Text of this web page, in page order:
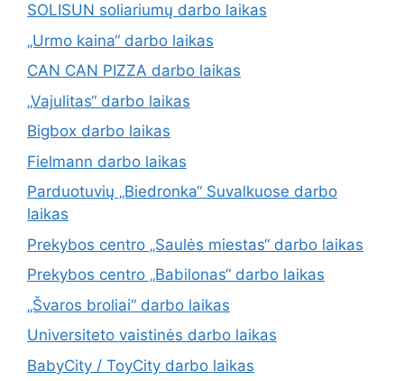
SOLISUN soliariumų darbo laikas
„Urmo kaina“ darbo laikas
CAN CAN PIZZA darbo laikas
„Vajulitas“ darbo laikas
Bigbox darbo laikas
Fielmann darbo laikas
Parduotuvių „Biedronka“ Suvalkuose darbo
laikas
Prekybos centro „Saulės miestas“ darbo laikas
Prekybos centro „Babilonas“ darbo laikas
„Švaros broliai“ darbo laikas
Universiteto vaistinės darbo laikas
BabyCity / ToyCity darbo laikas